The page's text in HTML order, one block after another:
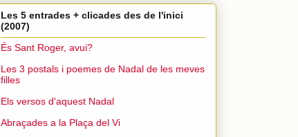
Les 5 entrades + clicades des de l'inici
(2007)
És Sant Roger, avui?
Les 3 postals i poemes de Nadal de les meves
filles
Els versos d'aquest Nadal
Abraçades a la Plaça del Vi